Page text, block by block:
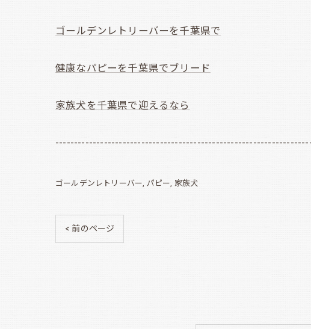
ゴールデンレトリーバーを千葉県で
健康なパピーを千葉県でブリード
家族犬を千葉県で迎えるなら
ゴールデンレトリーバー パピー 家族犬
< 前のページ